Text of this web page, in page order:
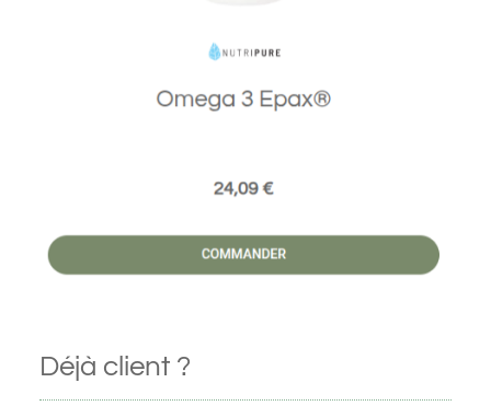
Déjà client ?